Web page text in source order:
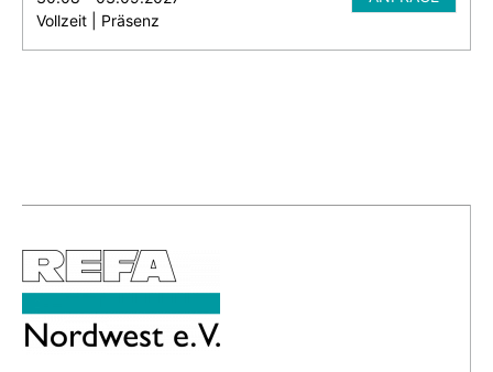
Vollzeit | Präsenz